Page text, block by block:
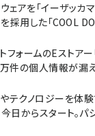
ェアを「イーザッカ
採用した「COOL
フォームのEストアー
件の個人情報が漏
テクノロジーを体
日からスタート。パ